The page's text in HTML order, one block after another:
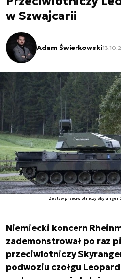
w Szwajcarii
Adam Świerkowski
Zestaw przeciwlotniczy Skyranger
Niemiecki koncern
zademonstrował po raz
przeciwlotniczy
podwoziu czołgu